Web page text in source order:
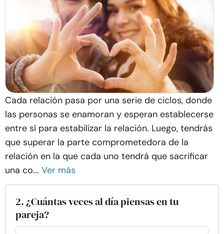
Cada relación pasa por una serie de ciclos, donde
las personas se enamoran y esperan establecerse
entre sí para estabilizar la relación. Luego, tendrás
que superar la parte comprometedora de la
relación en la que cada uno tendrá que sacrificar
una co... Ver más
2. ¿Cuántas veces al día piensas en tu
pareja?